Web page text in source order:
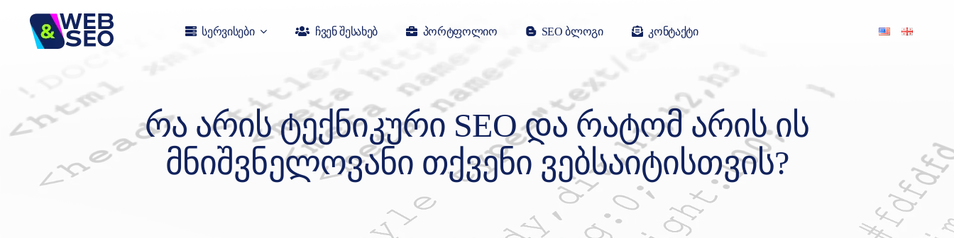
content
სერვისები ჩვენ შესახებ პორტფოლიო SEO ბლოგი კონტაქტი
ᲠᲐ ᲐᲠᲘᲡ ᲢᲔᲥᲜᲘᲙᲣᲠᲘ SEO ᲓᲐ ᲠᲐᲢᲝᲛ ᲐᲠᲘᲡ ᲘᲡ
ᲛᲜᲘᲨᲕᲜᲔᲚᲝᲕᲐᲜᲘ ᲗᲥᲕᲔᲜᲘ ᲕᲔᲑᲡᲐᲘᲢᲘᲡᲗᲕᲘᲡ?